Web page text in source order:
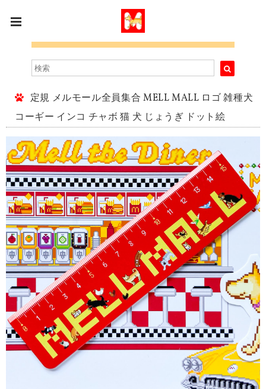
定規 メルモール全員集合 MELL MALL ロゴ 雑種犬
コーギー インコ チャボ 猫 犬 じょうぎ ドット絵